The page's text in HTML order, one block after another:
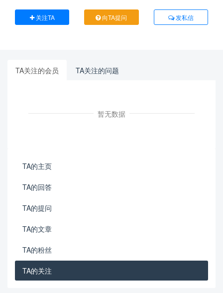
关注TA 向TA提问 发私信
TA关注的会员 TA关注的问题
暂无数据
TA的主页
TA的回答
TA的提问
TA的文章
TA的粉丝
TA的关注